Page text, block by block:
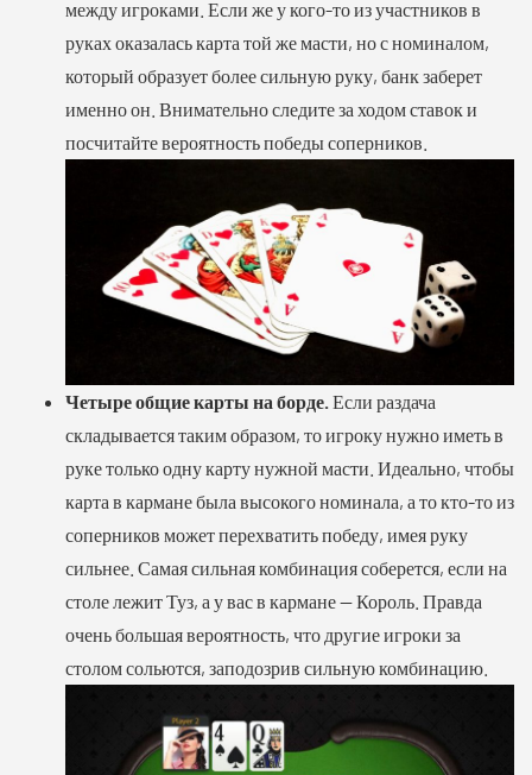
между игроками. Если же у кого-то из участников в
руках оказалась карта той же масти, но с номиналом,
который образует более сильную руку, банк заберет
именно он. Внимательно следите за ходом ставок и
посчитайте вероятность победы соперников.
Четыре общие карты на борде.Если раздача
складывается таким образом, то игроку нужно иметь в
руке только одну карту нужной масти. Идеально, чтобы
карта в кармане была высокого номинала, а то кто-то из
соперников может перехватить победу, имея руку
сильнее. Самая сильная комбинация соберется, если на
столе лежит Туз, а у вас в кармане — Король. Правда
очень большая вероятность, что другие игроки за
столом сольются, заподозрив сильную комбинацию.